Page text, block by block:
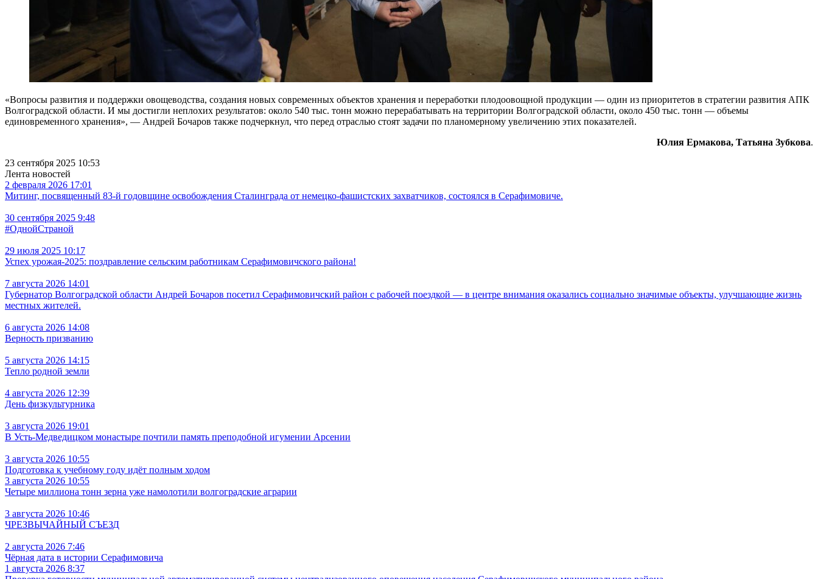
«Вопросы развития и поддержки овощеводства, создания новых современных объектов хранения и переработки плодоовощной продукции — один из приоритетов в стратегии развития АПК
Волгоградской области. И мы достигли неплохих результатов: около 540 тыс. тонн можно перерабатывать на территории Волгоградской области, около 450 тыс. тонн — объемы
единовременного хранения», — Андрей Бочаров также подчеркнул, что перед отраслью стоят задачи по планомерному увеличению этих показателей.
Юлия Ермакова, Татьяна Зубкова.
23 сентября 2025 10:53
Лента новостей
2 февраля 2026 17:01
Митинг, посвященный 83-й годовщине освобождения Сталинграда от немецко-фашистских захватчиков, состоялся в Серафимовиче.
30 сентября 2025 9:48
#ОднойСтраной
29 июля 2025 10:17
Успех урожая-2025: поздравление сельским работникам Серафимовичского района!
7 августа 2026 14:01
Губернатор Волгоградской области Андрей Бочаров посетил Серафимовичский район с рабочей поездкой — в центре внимания оказались социально значимые объекты, улучшающие жизнь
местных жителей.
6 августа 2026 14:08
Верность призванию
5 августа 2026 14:15
Тепло родной земли
4 августа 2026 12:39
День физкультурника
3 августа 2026 19:01
В Усть‑Медведицком монастыре почтили память преподобной игумении Арсении
3 августа 2026 10:55
Подготовка к учебному году идёт полным ходом
3 августа 2026 10:55
Четыре миллиона тонн зерна уже намолотили волгоградские аграрии
3 августа 2026 10:46
ЧРЕЗВЫЧАЙНЫЙ СЪЕЗД
2 августа 2026 7:46
Чёрная дата в истории Серафимовича
1 августа 2026 8:37